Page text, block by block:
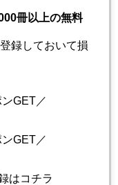
冊以上の無料
録しておいて損
GET／
GET／
はコチラ